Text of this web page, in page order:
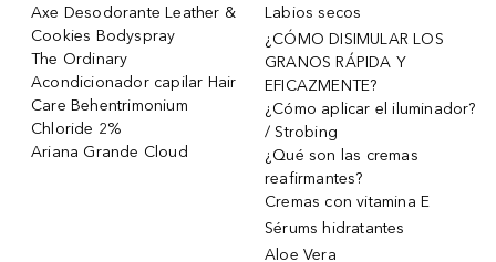
Axe Desodorante Leather &
Cookies Bodyspray
The Ordinary
Acondicionador capilar Hair
Care Behentrimonium
Chloride 2%
Ariana Grande Cloud
Labios secos
¿CÓMO DISIMULAR LOS
GRANOS RÁPIDA Y
EFICAZMENTE?
¿Cómo aplicar el iluminador?
/ Strobing
¿Qué son las cremas
reafirmantes?
Cremas con vitamina E
Sérums hidratantes
Aloe Vera